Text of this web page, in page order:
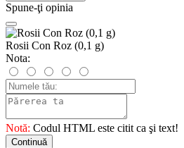
Spune-ţi opinia
Rosii Con Roz (0,1 g)
Nota:
Notă: Codul HTML este citit ca şi text!
Continuă